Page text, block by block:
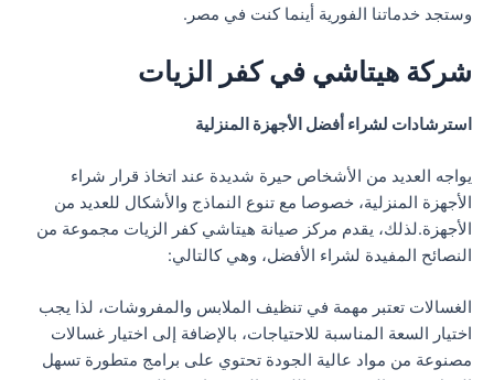
وستجد خدماتنا الفورية أينما كنت في مصر.
شركة هيتاشي في كفر الزيات
استرشادات لشراء أفضل الأجهزة المنزلية
يواجه العديد من الأشخاص حيرة شديدة عند اتخاذ قرار شراء
الأجهزة المنزلية، خصوصا مع تنوع النماذج والأشكال للعديد من
الأجهزة.لذلك، يقدم مركز صيانة هيتاشي كفر الزيات مجموعة من
النصائح المفيدة لشراء الأفضل، وهي كالتالي:
الغسالات تعتبر مهمة في تنظيف الملابس والمفروشات، لذا يجب
اختيار السعة المناسبة للاحتياجات، بالإضافة إلى اختيار غسالات
مصنوعة من مواد عالية الجودة تحتوي على برامج متطورة تسهل